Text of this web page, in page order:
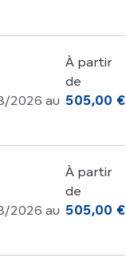
2026 au
À partir
de
505,00 €
2026 au
À partir
de
505,00 €